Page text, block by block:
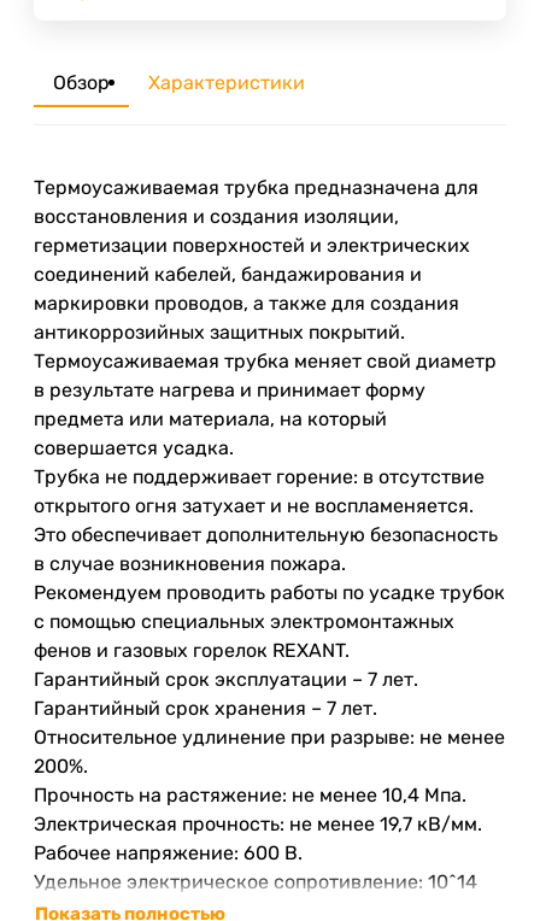
Обзор Характеристики
Термоусаживаемая трубка предназначена для
восстановления и создания изоляции,
герметизации поверхностей и электрических
соединений кабелей, бандажирования и
маркировки проводов, а также для создания
антикоррозийных защитных покрытий.
Термоусаживаемая трубка меняет свой диаметр
в результате нагрева и принимает форму
предмета или материала, на который
совершается усадка.
Трубка не поддерживает горение: в отсутствие
открытого огня затухает и не воспламеняется.
Это обеспечивает дополнительную безопасность
в случае возникновения пожара.
Рекомендуем проводить работы по усадке трубок
с помощью специальных электромонтажных
фенов и газовых горелок REXANT.
Гарантийный срок эксплуатации – 7 лет.
Гарантийный срок хранения – 7 лет.
Относительное удлинение при разрыве: не менее
200%.
Прочность на растяжение: не менее 10,4 Мпа.
Электрическая прочность: не менее 19,7 кВ/мм.
Рабочее напряжение: 600 В.
Удельное электрическое сопротивление: 10^14
Ом/см.
Показать полностью